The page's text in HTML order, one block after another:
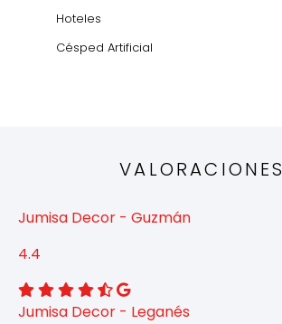
Hoteles
Césped Artificial
VALORACIONES
Jumisa Decor - Guzmán
4.4
Jumisa Decor - Leganés